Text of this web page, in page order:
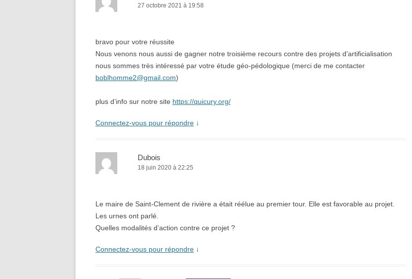
27 octobre 2021 à 19:58
bravo pour votre réussite
Nous venons nous aussi de gagner notre troisième recours contre des projets d’artificialisation
nous sommes très intéressé par votre étude géo-pédologique (merci de me contacter
boblhomme2@gmail.com)
plus d’info sur notre site https://quicury.org/
Connectez-vous pour répondre ↓
Dubois
18 juin 2020 à 22:25
Le maire de Saint-Clement de rivière a était réélue au premier tour. Elle est favorable au projet.
Les urnes ont parlé.
Quelles modalités d’action contre ce projet ?
Connectez-vous pour répondre ↓